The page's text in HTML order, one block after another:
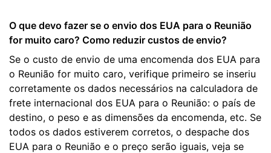
O que devo fazer se o envio dos EUA para o Reunião
for muito caro? Como reduzir custos de envio?
Se o custo de envio de uma encomenda dos EUA para
o Reunião for muito caro, verifique primeiro se inseriu
corretamente os dados necessários na calculadora de
frete internacional dos EUA para o Reunião: o país de
destino, o peso e as dimensões da encomenda, etc. Se
todos os dados estiverem corretos, o despache dos
EUA para o Reunião e o preço serão iguais, veja se